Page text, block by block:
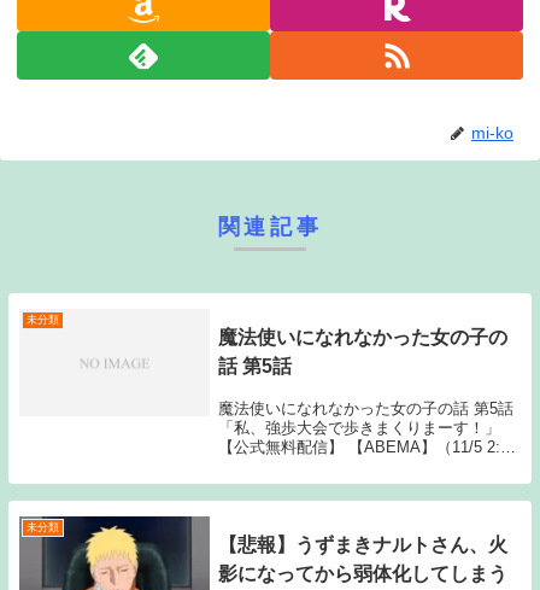
mi-ko
関連記事
未分類
魔法使いになれなかった女の子の
話 第5話
魔法使いになれなかった女の子の話 第5話
「私、強歩大会で歩きまくりまーす！」
【公式無料配信】 【ABEMA】（11/5 2:30
【Hulu】 【ABEMA】 【Amazo Source:
N...
未分類
【悲報】うずまきナルトさん、火
影になってから弱体化してしまう